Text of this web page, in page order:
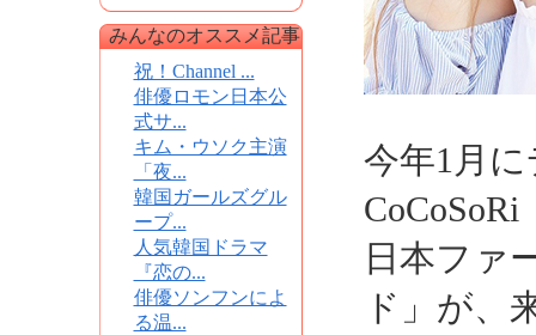
みんなのオススメ記事
祝！Channel ...
俳優ロモン日本公
式サ...
キム・ウソク主演
「夜...
韓国ガールズグル
ープ...
人気韓国ドラマ
『恋の...
俳優ソンフンによ
る温...
今年1月
日本ファ
ド」が、